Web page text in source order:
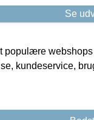
Se
populære
kundeservice,